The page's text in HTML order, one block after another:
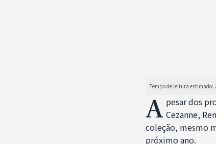
A pesar dos
Cezanne,
coleção, mesmo
próximo ano.